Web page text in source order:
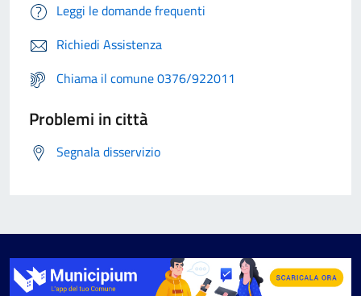
Leggi le domande frequenti
Richiedi Assistenza
Chiama il comune 0376/922011
Problemi in città
Segnala disservizio